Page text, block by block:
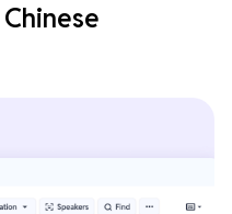
Chinese לGerman?